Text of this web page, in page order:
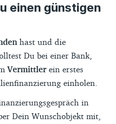
einen günstigen
hast und die
Du bei einer Bank,
Vermittler ein erstes
einholen.
in
Dein Wunschobjekt mit,